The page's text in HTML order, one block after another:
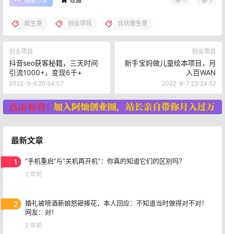
做生意 创业项目 合伙做生意
创业项目
抖音seo获客秘籍，三天时间
引流1000+，变现6千+
2022-9-6 20:54:07
创业项目
新手宝妈做儿童绘本项目，月
入百WAN
2022-9-7 23:24:52
最新文章
1 “手机重启”与“关机再开机”：你真的知道它们的区别吗？
2 年前
2
婚礼被喷酒新娘怒砸捧花，本人回应：不知道当时做得对不对！
网友：对！
2 年前